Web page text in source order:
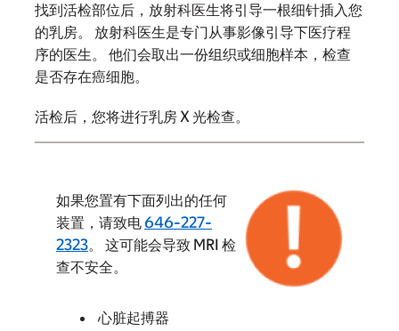
找到活检部位后，放射科医生将引导一根细针插入您
的乳房。 放射科医生是专门从事影像引导下医疗程
序的医生。 他们会取出一份组织或细胞样本，检查
是否存在癌细胞。
活检后，您将进行乳房 X 光检查。
如果您置有下面列出的任何
装置，请致电646-227-
2323。 这可能会导致 MRI 检
查不安全。
心脏起搏器